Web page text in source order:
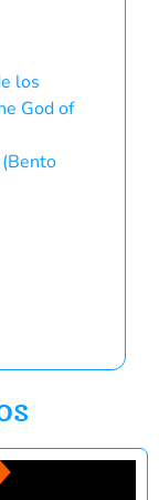
los
God of